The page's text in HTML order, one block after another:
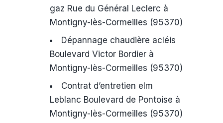
gaz Rue du Général Leclerc à
Montigny-lès-Cormeilles (95370)
Dépannage chaudière acléis
Boulevard Victor Bordier à
Montigny-lès-Cormeilles (95370)
Contrat d’entretien elm
Leblanc Boulevard de Pontoise à
Montigny-lès-Cormeilles (95370)